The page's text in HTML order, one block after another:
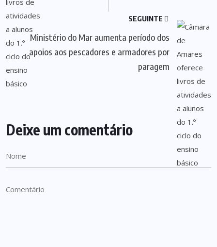
SEGUINTE
Ministério do Mar aumenta período dos
apoios aos pescadores e armadores por
paragem
Deixe um comentário